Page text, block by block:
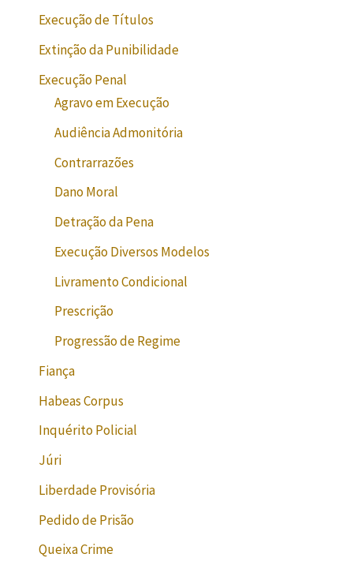
Execução de Títulos
Extinção da Punibilidade
Execução Penal
Agravo em Execução
Audiência Admonitória
Contrarrazões
Dano Moral
Detração da Pena
Execução Diversos Modelos
Livramento Condicional
Prescrição
Progressão de Regime
Fiança
Habeas Corpus
Inquérito Policial
Júri
Liberdade Provisória
Pedido de Prisão
Queixa Crime